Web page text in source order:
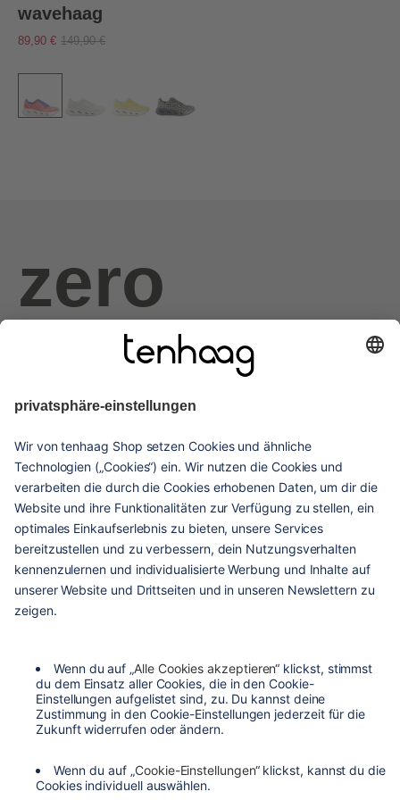
wavehaag
89,90 € 149,90 €
zero
haags
given
hilfe & service
kontakt
zahlungsarten
datenschutzerklärung
impressum